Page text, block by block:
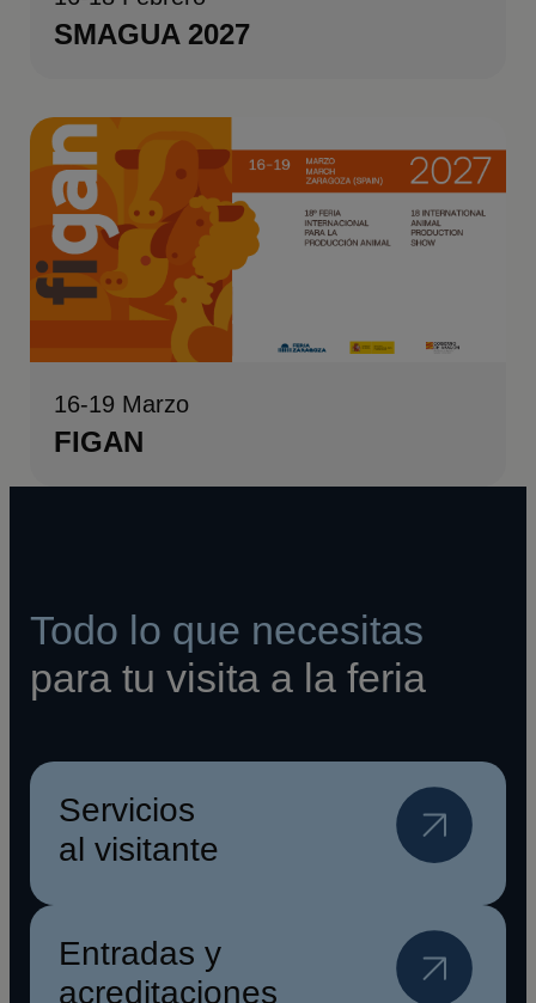
SMAGUA 2027
16-19 Marzo
FIGAN
Todo lo que necesitas
para tu visita a la feria
Servicios
al visitante
Entradas y
acreditaciones